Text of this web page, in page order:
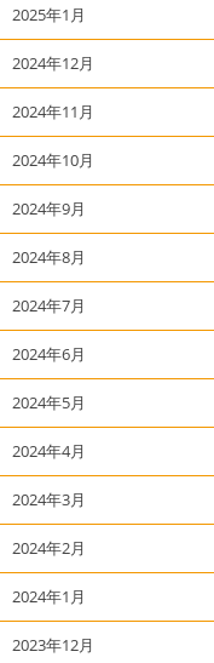
2025年1月
2024年12月
2024年11月
2024年10月
2024年9月
2024年8月
2024年7月
2024年6月
2024年5月
2024年4月
2024年3月
2024年2月
2024年1月
2023年12月